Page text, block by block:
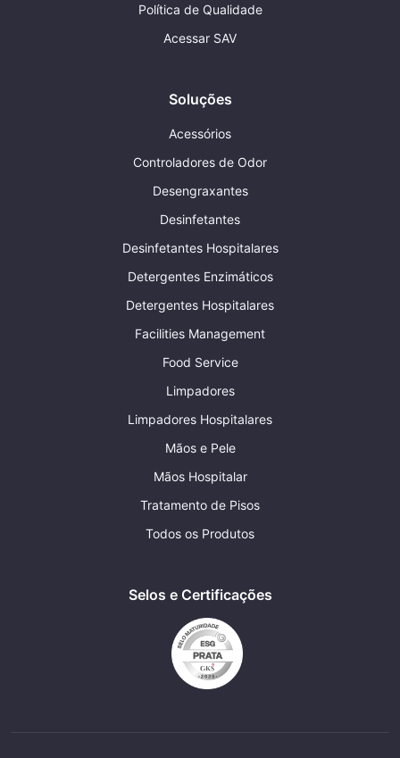
Política de Qualidade
Acessar SAV
Soluções
Acessórios
Controladores de Odor
Desengraxantes
Desinfetantes
Desinfetantes Hospitalares
Detergentes Enzimáticos
Detergentes Hospitalares
Facilities Management
Food Service
Limpadores
Limpadores Hospitalares
Mãos e Pele
Mãos Hospitalar
Tratamento de Pisos
Todos os Produtos
Selos e Certificações